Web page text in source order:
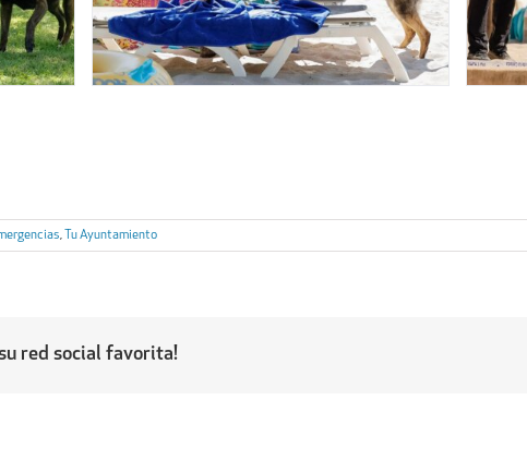
, Tu Ayuntamiento
red social favorita!